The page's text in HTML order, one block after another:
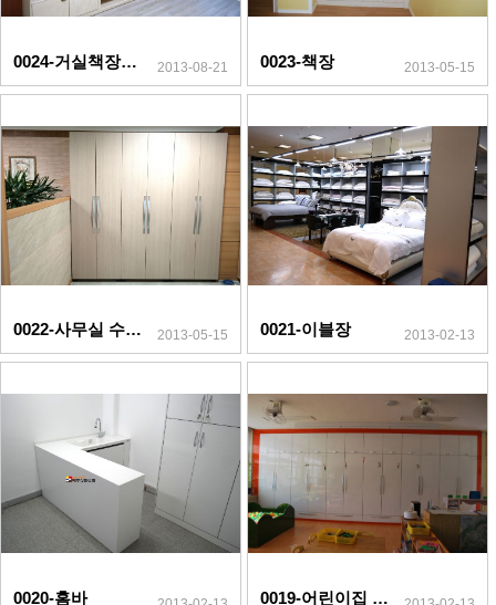
0024-거실책장(자작나무) 2013-08-21 0023-책장 2013-05-15
0022-사무실 수납장 2013-05-15 0021-이블장 2013-02-13
0020-홈바 0019-어린이집 수납장